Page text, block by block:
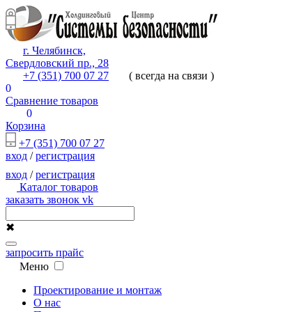
г. Челябинск,
Свердловский пр., 28
+7 (351) 700 07 27
( всегда на связи )
0
Сравнение товаров
0
Корзина
+7 (351) 700 07 27
вход /регистрация
вход /регистрация
Каталог товаров
заказать звонок vk
✖
запросить прайс
Меню
Проектирование и монтаж
О нас